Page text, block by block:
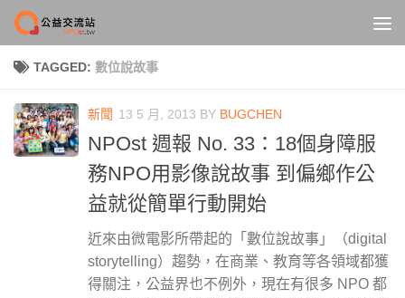
Skip to content
TAGGED: 數位說故事
新聞 13 5 月, 2013 BY BUGCHEN
NPOst 週報 No. 33：18個身障服
務NPO用影像說故事 到偏鄉作公
益就從簡單行動開始
近來由微電影所帶起的「數位說故事」（digital
storytelling）趨勢，在商業、教育等各領域都獲
得關注，公益界也不例外，現在有很多 NPO 都